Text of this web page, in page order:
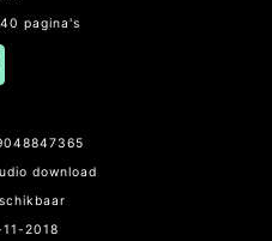
pagina's
download
2018